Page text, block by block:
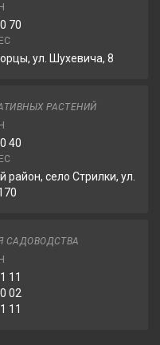
70
ул. Шухевича, 8
РАСТЕНИЙ
40
село Стрилки, ул.
САДОВОДСТВА
11
02
11